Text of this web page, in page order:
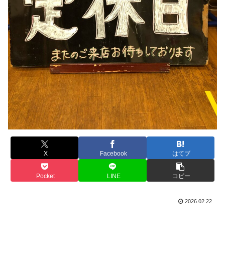
X Facebook はてブ
Pocket LINE コピー
2026.02.22